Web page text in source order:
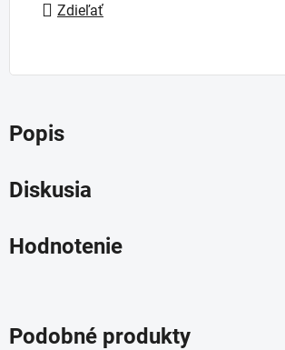
Zdieľať
Popis
Diskusia
Hodnotenie
Podobné produkty